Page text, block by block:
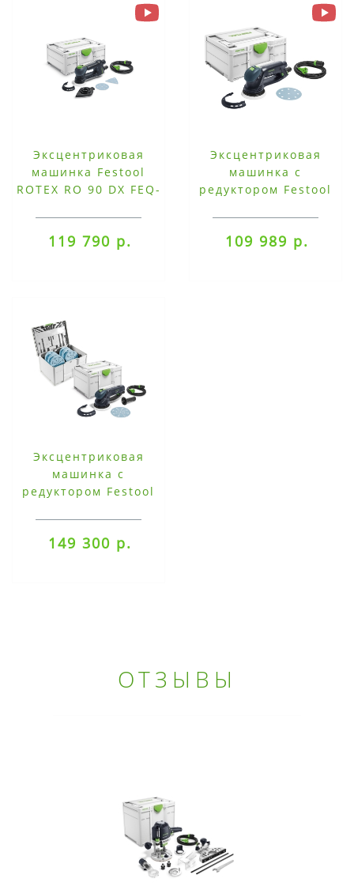
Эксцентриковая
машинка Festool
ROTEX RO 90 DX FEQ-
119 790 р.
Эксцентриковая
машинка с
редуктором Festool
109 989 р.
Эксцентриковая
машинка с
редуктором Festool
149 300 р.
ОТЗЫВЫ